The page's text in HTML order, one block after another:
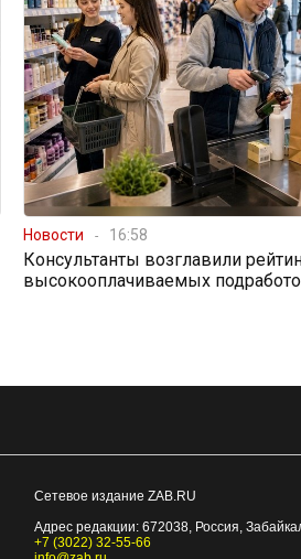
Новости 16:58
Консультанты возглавили
высокооплачиваемых
Сетевое издание ZAB.RU
Адрес редакции: 672038, Россия,
+7 (3022) 32-55-66